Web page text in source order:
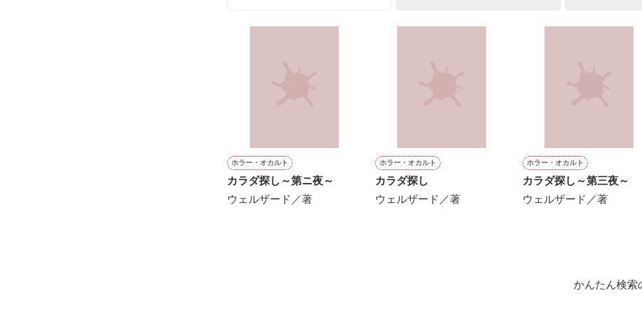
作品を読む
"かけがえのないもの"
仕事をして、
何かを思い知ることもある。
ホラー・オカルト
カラダ探し～第ニ夜～
ウェルザード／著
ホラー・オカルト
カラダ探し
ウェルザード／著
ホラー・オカルト
カラダ探し～第三夜～
ウェルザード／著
かんたん検索